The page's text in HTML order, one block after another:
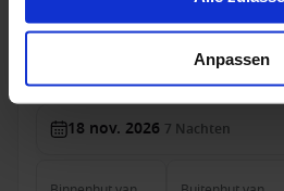
Anpassen
MSC Cruises - Vitamin Sea - tot 50%
18 nov. 2026 7 Nachten